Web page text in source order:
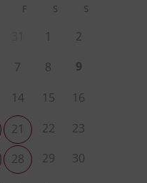
F S S
1
2
7 8 9
14 15
16
21 22
23
28 29
30